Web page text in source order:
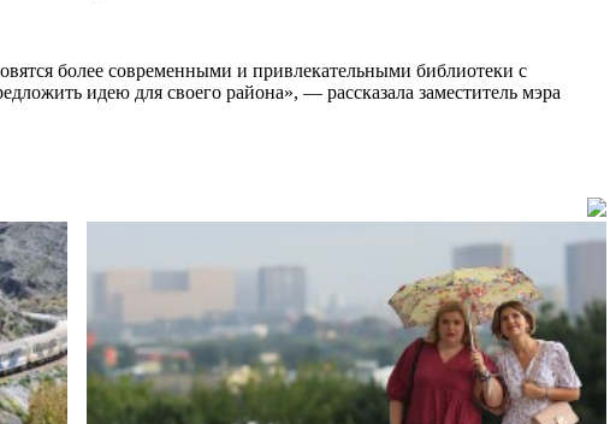
более современными и привлекательными библиотеки с
идею для своего района», — рассказала заместитель мэра